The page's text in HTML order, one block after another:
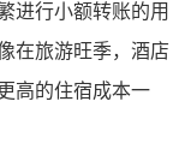
进行小额转账的用
在旅游旺季，酒店
高的住宿成本一